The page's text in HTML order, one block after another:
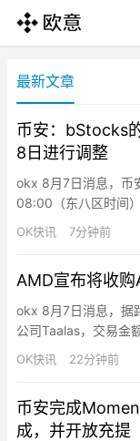
最新文章
币安：bStocks
8日进行调整
okx 8月7日消息，币
08:00（东八区时间
进行调整。每周一
指定bStocks可获得
bStocks均获得…
OK快讯 7分钟前
AMD宣布将收
okx 8月7日消息，据
公司Taalas，交易金
局。AMD计划将
AMD Instinct GPU
存瓶颈。随着AI从训
OK快讯 22分钟前
币安完成
成，并开放充提